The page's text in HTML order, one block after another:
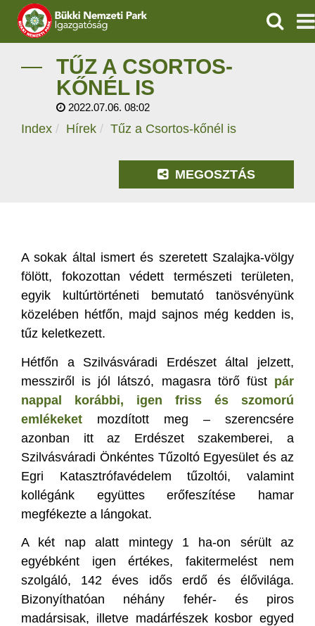
IGAZGATÓSÁG
TERMÉSZETVÉDELEM
VÍZVÉDELEM
KAPCSOLAT
TŰZ A CSORTOS-
KŐNÉL IS
2022.07.06. 08:02
Index Hírek Tűz a Csortos-kőnél is
MEGOSZTÁS
A sokak által ismert és szeretett Szalajka-völgy
fölött, fokozottan védett természeti területen,
egyik kultúrtörténeti bemutató tanösvényünk
közelében hétfőn, majd sajnos még kedden is,
tűz keletkezett.
Hétfőn a Szilvásváradi Erdészet által jelzett,
messziről is jól látszó, magasra törő füst pár
nappal korábbi, igen friss és szomorú
emlékeket mozdított meg – szerencsére
azonban itt az Erdészet szakemberei, a
Szilvásváradi Önkéntes Tűzoltó Egyesület és az
Egri Katasztrófavédelem tűzoltói, valamint
kollégánk együttes erőfeszítése hamar
megfékezte a lángokat.
A két nap alatt mintegy 1 ha-on sérült az
egyébként igen értékes, fakitermelést nem
szolgáló, 142 éves idős erdő és élővilága.
Bizonyíthatóan néhány fehér- és piros
madársisak, illetve madárfészek kosbor egyed